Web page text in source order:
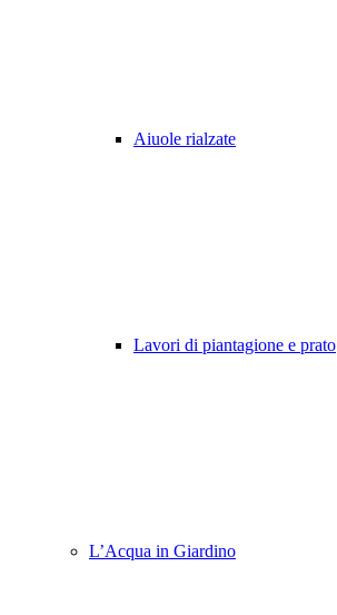
Aiuole rialzate
Lavori di piantagione e prato
L’Acqua in Giardino